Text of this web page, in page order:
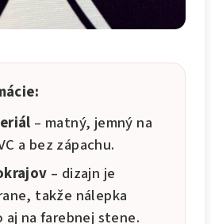
– matný, jemný na
a bez zápachu.
– dizajn je
takže nálepka
aj na farebnej stene.